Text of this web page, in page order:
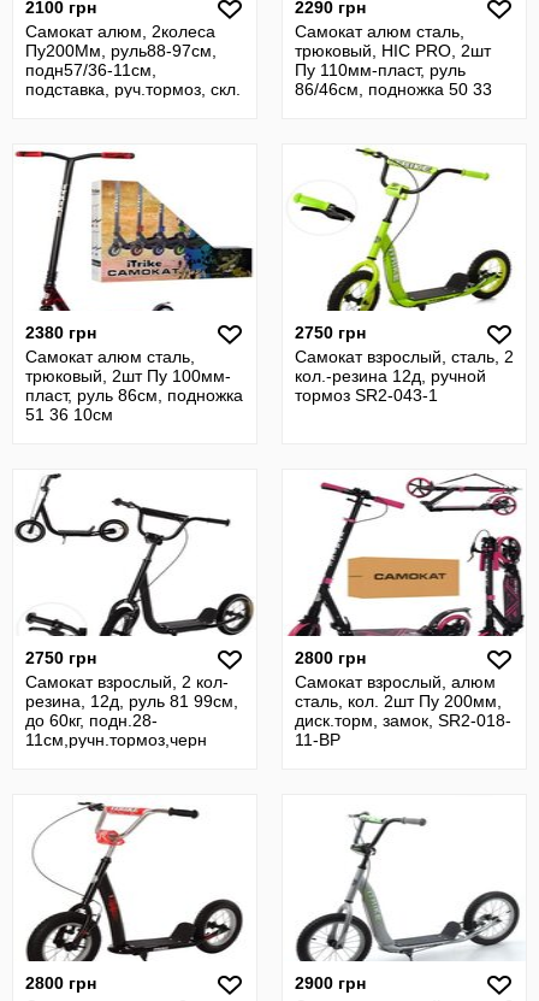
2100 грн
Самокат алюм, 2колеса
Пу200Мм, руль88-97см,
подн57/36-11см,
подставка, руч.тормоз, скл.
2290 грн
Самокат алюм сталь,
трюковый, HIC PRO, 2шт
Пу 110мм-пласт, руль
86/46см, подножка 50 33
2380 грн
Самокат алюм сталь,
трюковый, 2шт Пу 100мм-
пласт, руль 86см, подножка
51 36 10см
2750 грн
Самокат взрослый, сталь, 2
кол.-резина 12д, ручной
тормоз SR2-043-1
2750 грн
Самокат взрослый, 2 кол-
резина, 12д, руль 81 99см,
до 60кг, подн.28-
11см,ручн.тормоз,черн
2800 грн
Самокат взрослый, алюм
сталь, кол. 2шт Пу 200мм,
диск.торм, замок, SR2-018-
11-BP
2800 грн
2900 грн